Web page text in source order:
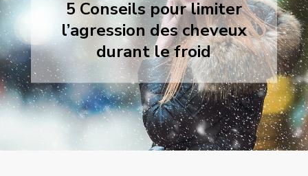
5 Conseils pour limiter
l’agression des cheveux
durant le froid